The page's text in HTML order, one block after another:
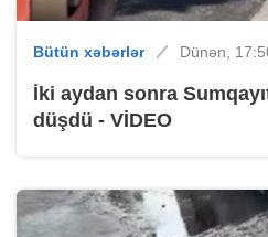
Bütün xəbərlər Dünən,
İki aydan sonra
düşdü - VİDEO